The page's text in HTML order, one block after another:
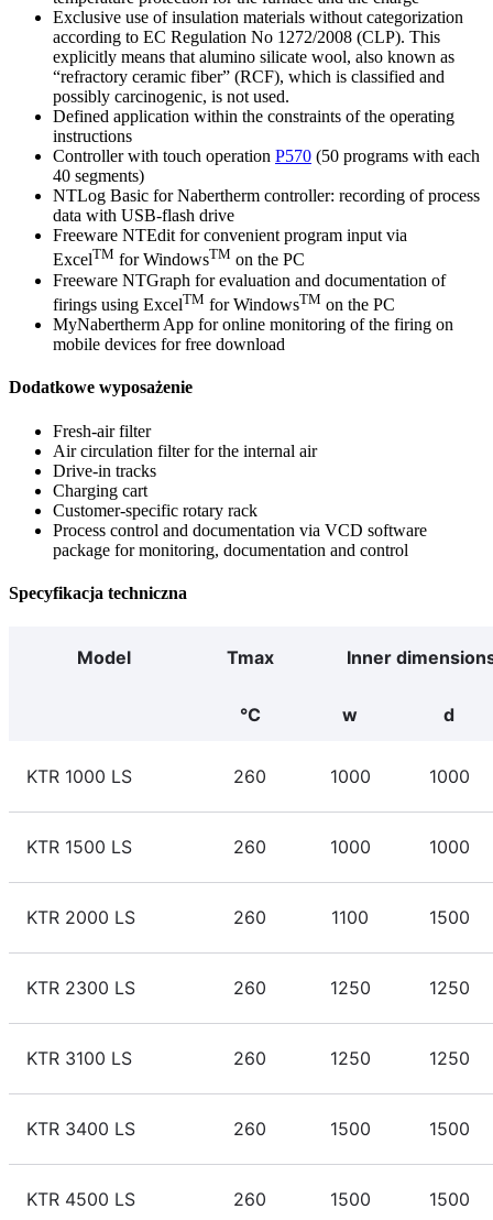
Exclusive use of insulation materials without categorization
according to EC Regulation No 1272/2008 (CLP). This
explicitly means that alumino silicate wool, also known as
“refractory ceramic fiber” (RCF), which is classified and
possibly carcinogenic, is not used.
Defined application within the constraints of the operating
instructions
Controller with touch operation P570 (50 programs with each
40 segments)
NTLog Basic for Nabertherm controller: recording of process
data with USB-flash drive
Freeware NTEdit for convenient program input via
ExcelTM for WindowsTM on the PC
Freeware NTGraph for evaluation and documentation of
firings using ExcelTM for WindowsTM on the PC
MyNabertherm App for online monitoring of the firing on
mobile devices for free download
Dodatkowe wyposażenie
Fresh-air filter
Air circulation filter for the internal air
Drive-in tracks
Charging cart
Customer-specific rotary rack
Process control and documentation via VCD software
package for monitoring, documentation and control
Specyfikacja techniczna
Model Tmax Inner
°C w d
KTR 1000 LS 260 1000 1000
KTR 1500 LS 260 1000 1000
KTR 2000 LS 260 1100 1500
KTR 2300 LS 260 1250 1250
KTR 3100 LS 260 1250 1250
KTR 3400 LS 260 1500 1500
KTR 4500 LS 260 1500 1500